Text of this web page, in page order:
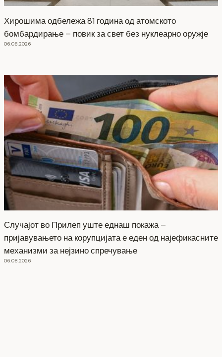
Хирошима одбележа 81 година од атомското
бомбардирање – повик за свет без нуклеарно оружје
06.08.2026
Случајот во Прилеп уште еднаш покажа –
пријавувањето на корупцијата е еден од најефикасните
механизми за нејзино спречување
06.08.2026